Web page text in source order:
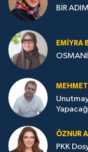
BİR
EMIYRA
MEHMET
ÖZNUR
PKK